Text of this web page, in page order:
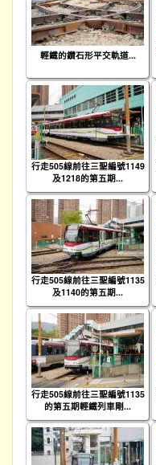
輕鐵的鑽石形平交軌道...
行走505線前往三聖編號1149
及1218的第五期...
行走505線前往三聖編號1135
及1140的第五期...
行走505線前往三聖編號1135
的第五期輕鐵列車剛...